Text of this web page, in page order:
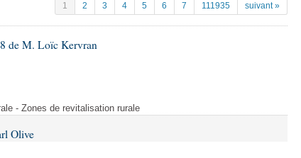
1 2 3 4 5 6 7 111935 suivant »
de M. Loïc Kervran
- Zones de revitalisation rurale
Olive